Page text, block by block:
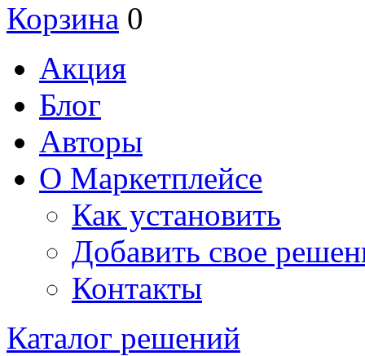
Корзина 0
Акция
Блог
Авторы
О Маркетплейсе
Как установить
Добавить свое
Контакты
Каталог решений